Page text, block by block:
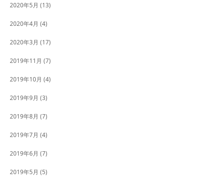
2020年5月 (13)
2020年4月 (4)
2020年3月 (17)
2019年11月 (7)
2019年10月 (4)
2019年9月 (3)
2019年8月 (7)
2019年7月 (4)
2019年6月 (7)
2019年5月 (5)